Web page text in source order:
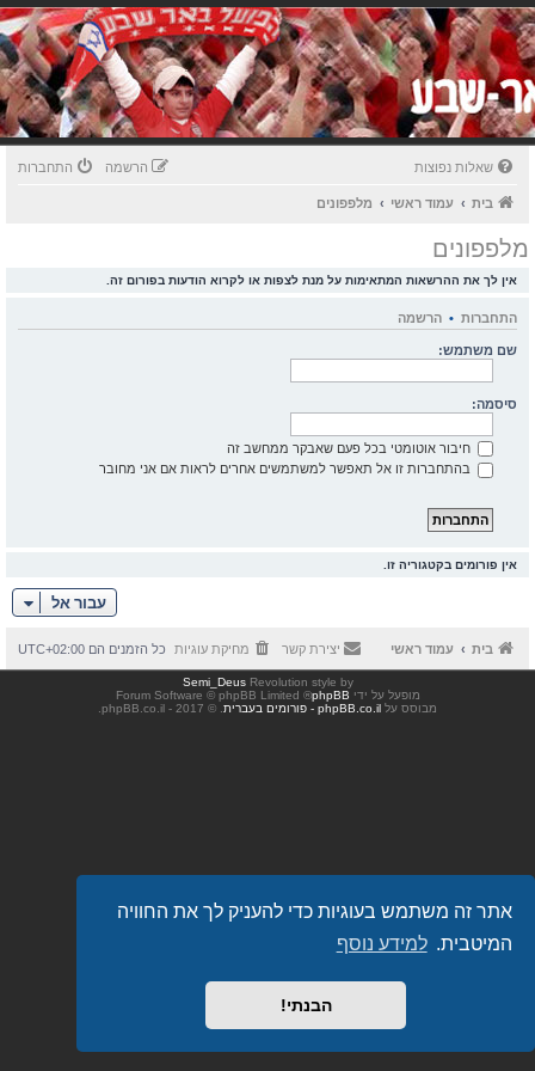
אתר זה משתמש בעוגיות כדי להעניק לך את החוויה
המיטבית. למידע נוסף
הבנתי!
שאלות נפוצות התחברות הרשמה
בית עמוד ראשי מלפפונים
מלפפונים
אין לך את ההרשאות המתאימות על מנת לצפות או לקרוא הודעות בפורום זה.
התחברות • הרשמה
שם משתמש:
סיסמה:
חיבור אוטומטי בכל פעם שאבקר ממחשב זה
בהתחברות זו אל תאפשר למשתמשים אחרים לראות אם אני מחובר
אין פורומים בקטגוריה זו.
עבור אל
בית עמוד ראשי כל הזמנים הם UTC+02:00 מחיקת עוגיות יצירת קשר
Revolution style by
Semi_Deus
מופעל על ידי phpBB
® Forum Software © phpBB Limited
מבוסס על phpBB.co.il - פורומים בעברית . © 2017 - phpBB.co.il.